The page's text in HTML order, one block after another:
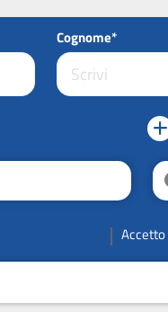
Cognome*
Accetto